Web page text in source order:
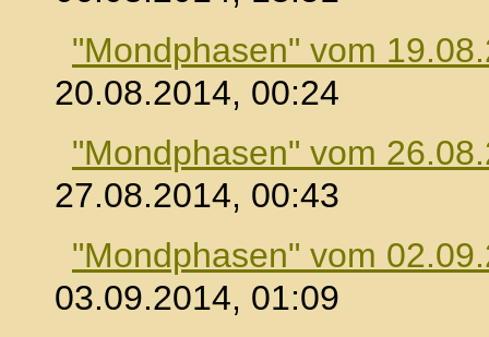
"Mondphasen" vom
20.08.2014, 00:24
"Mondphasen" vom
27.08.2014, 00:43
"Mondphasen" vom
03.09.2014, 01:09